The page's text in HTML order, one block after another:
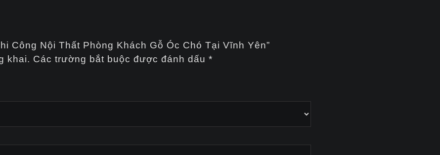
Công Nội Thất Phòng Khách Gỗ Óc Chó Tại Vĩnh Yên”
khai. Các trường bắt buộc được đánh dấu *